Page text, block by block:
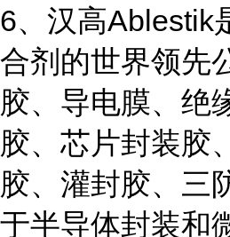
6、汉高Ablestik
合剂的世界领先
胶、导电膜、绝
胶、芯片封装胶
胶、灌封胶、三
于半导体封装和